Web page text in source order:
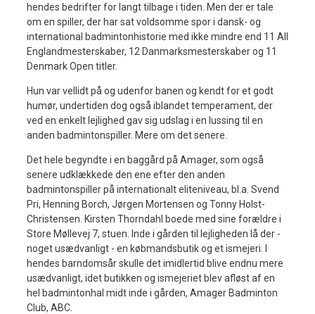
hendes bedrifter for langt tilbage i tiden. Men der er tale
om en spiller, der har sat voldsomme spor i dansk- og
international badmintonhistorie med ikke mindre end 11 All
Englandmesterskaber, 12 Danmarksmesterskaber og 11
Denmark Open titler.
Hun var vellidt på og udenfor banen og kendt for et godt
humør, undertiden dog også iblandet temperament, der
ved en enkelt lejlighed gav sig udslag i en lussing til en
anden badmintonspiller. Mere om det senere.
Det hele begyndte i en baggård på Amager, som også
senere udklækkede den ene efter den anden
badmintonspiller på internationalt eliteniveau, bl.a. Svend
Pri, Henning Borch, Jørgen Mortensen og Tonny Holst-
Christensen. Kirsten Thorndahl boede med sine forældre i
Store Møllevej 7, stuen. Inde i gården til lejligheden lå der -
noget usædvanligt - en købmandsbutik og et ismejeri. I
hendes barndomsår skulle det imidlertid blive endnu mere
usædvanligt, idet butikken og ismejeriet blev afløst af en
hel badmintonhal midt inde i gården, Amager Badminton
Club, ABC.